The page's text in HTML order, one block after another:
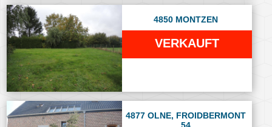
4850 MONTZEN
VERKAUFT
4877 OLNE, FROIDBERMONT